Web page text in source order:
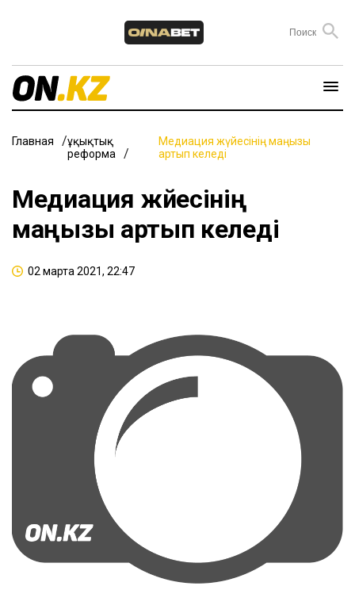
Главная
Құқықтық
реформа
Медиация жүйесінің маңызы
артып келеді
Медиация жүйесінің
маңызы артып келеді
02 марта 2021, 22:47